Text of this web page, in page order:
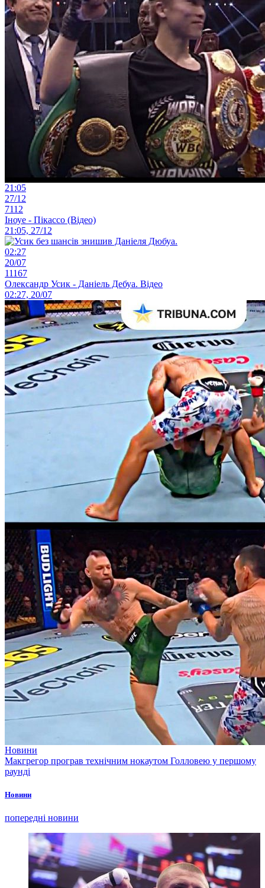
21:05
27/12
7112
Іноуе - Пікассо (Відео)
21:05, 27/12
02:27
20/07
11167
Олександр Усик - Даніель Дебуа. Відео
02:27, 20/07
Новини
Макгрегор програв технічним нокаутом Голловею у першому
раунді
Новини
попередні новини